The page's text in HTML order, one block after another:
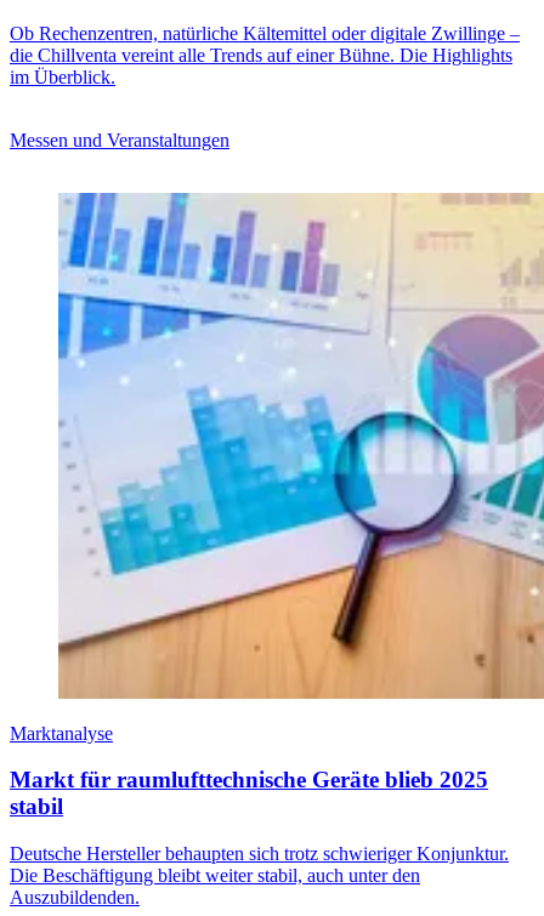
Ob Rechenzentren, natürliche Kältemittel oder digitale Zwillinge –
die Chillventa vereint alle Trends auf einer Bühne. Die Highlights
im Überblick.
Messen und Veranstaltungen
Marktanalyse
Markt für raumlufttechnische Geräte blieb 2025
stabil
Deutsche Hersteller behaupten sich trotz schwieriger Konjunktur.
Die Beschäftigung bleibt weiter stabil, auch unter den
Auszubildenden.